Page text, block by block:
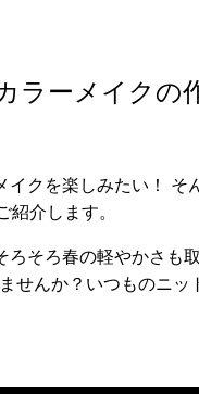
ラーメイクの
クを楽しみたい！ そ
介します。
そろ春の軽やかさも
せんか？いつものニ